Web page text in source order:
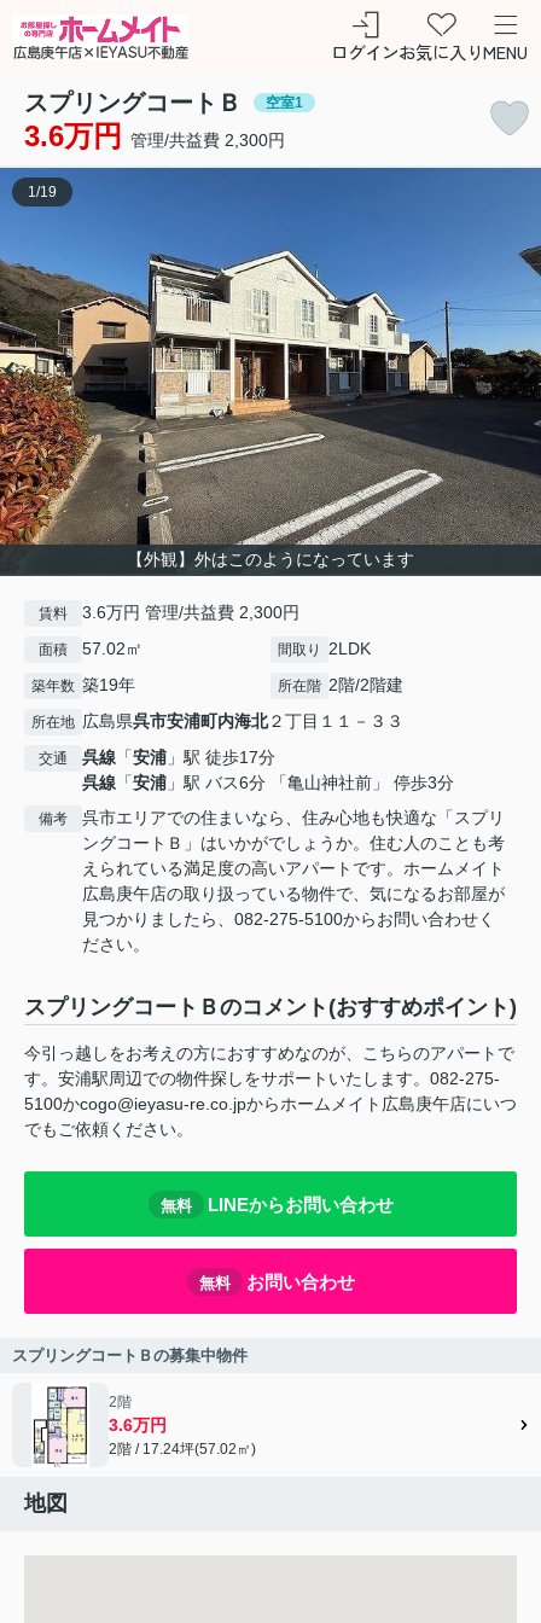
ログインお気に入りMENU
スプリングコートＢ 空室1
3.6万円 管理/共益費 2,300円
【外観】外はこのようになっています
1 /19
賃料 3.6万円 管理/共益費 2,300円
面積 57.02㎡ 間取り 2LDK
築年数 築19年 所在階 2階/2階建
所在地 広島県呉市安浦町内海北２丁目１１－３３
交通 呉線 「安浦 」駅 徒歩17分
呉線 「安浦 」駅 バス6分 「亀山神社前」 停歩3分
備考
呉市エリアでの住まいなら、住み心地も快適な「スプリ
ングコートＢ」はいかがでしょうか。住む人のことも考
えられている満足度の高いアパートです。ホームメイト
広島庚午店の取り扱っている物件で、気になるお部屋が
見つかりましたら、082-275-5100からお問い合わせく
ださい。
スプリングコートＢのコメント(おすすめポイント)
今引っ越しをお考えの方におすすめなのが、こちらのアパートで
す。安浦駅周辺での物件探しをサポートいたします。082-275-
5100かcogo@ieyasu-re.co.jpからホームメイト広島庚午店にいつ
でもご依頼ください。
無料 LINEからお問い合わせ
無料 お問い合わせ
スプリングコートＢの募集中物件
2階
3.6万円
2階 / 17.24坪(57.02㎡)
地図